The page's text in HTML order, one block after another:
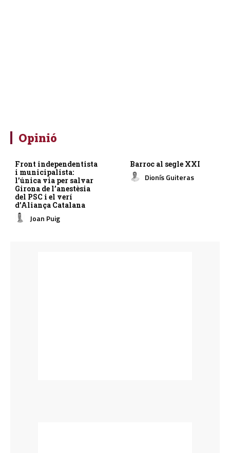
Opinió
Front independentista
i municipalista:
l’única via per salvar
Girona de l’anestèsia
del PSC i el verí
d’Aliança Catalana
Joan Puig
Barroc al segle XXI
Dionís Guiteras